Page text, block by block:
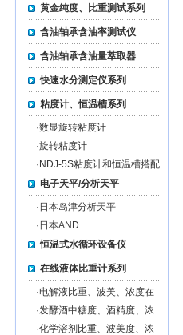
黄金纯度、比重测试系列
含油轴承含油率测试仪
含油轴承含油量萃取器
快速水分测定仪系列
粘度计、恒温槽系列
·数显旋转粘度计
·旋转粘度计
· NDJ-5S粘度计和恒温槽搭配
电子天平/分析天平
· 日本岛津分析天平
· 日本AND
恒温式水循环设备仪
在线液体比重计系列
·电解液比重、波美、浓度在
线监测仪MZ-EL-ON-LINE
·发酵酒中糖度、酒精度、浓
度在线监测仪MZ-FW-
·化学溶剂比重、波美度、浓